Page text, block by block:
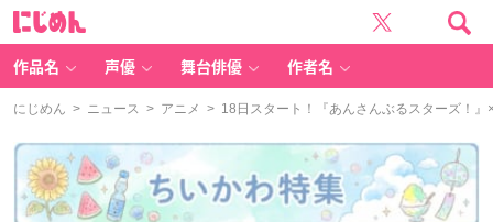
作品名 声優 舞台俳優 作者名
にじめん > ニュース > アニメ > 18日スタート！『あんさんぶるスターズ！